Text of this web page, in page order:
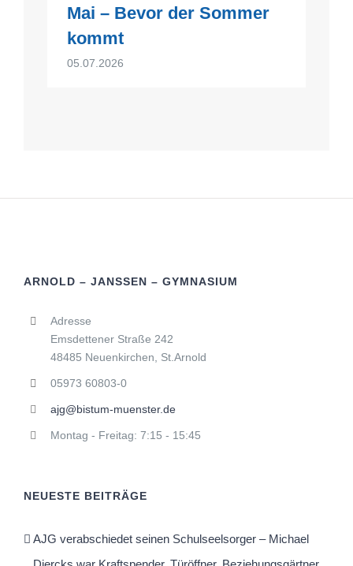
Mai – Bevor der Sommer
kommt
05.07.2026
ARNOLD – JANSSEN – GYMNASIUM
Adresse
Emsdettener Straße 242
48485 Neuenkirchen, St.Arnold
05973 60803-0
ajg@bistum-muenster.de
Montag - Freitag: 7:15 - 15:45
NEUESTE BEITRÄGE
AJG verabschiedet seinen Schulseelsorger – Michael